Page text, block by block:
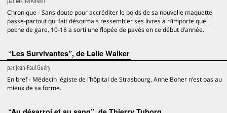
Chronique - Sans doute pour accréditer le poids de sa nouvelle maquette
passe-partout qui fait désormais ressembler ses livres à n’importe quel
poche de gare, 10-18 a sorti une flopée de pavés en ce début d’année.
“Les Survivantes”, de Lalie Walker
parJean-Paul Guéry
En bref - Médecin légiste de l’hôpital de Strasbourg, Anne Boher n’est pas au
mieux de sa forme.